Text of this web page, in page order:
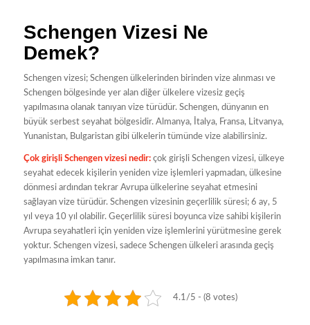
Schengen Vizesi Ne
Demek?
Schengen vizesi; Schengen ülkelerinden birinden vize alınması ve
Schengen bölgesinde yer alan diğer ülkelere vizesiz geçiş
yapılmasına olanak tanıyan vize türüdür. Schengen, dünyanın en
büyük serbest seyahat bölgesidir. Almanya, İtalya, Fransa, Litvanya,
Yunanistan, Bulgaristan gibi ülkelerin tümünde vize alabilirsiniz.
Çok girişli Schengen vizesi nedir: çok girişli Schengen vizesi, ülkeye
seyahat edecek kişilerin yeniden vize işlemleri yapmadan, ülkesine
dönmesi ardından tekrar Avrupa ülkelerine seyahat etmesini
sağlayan vize türüdür. Schengen vizesinin geçerlilik süresi; 6 ay, 5
yıl veya 10 yıl olabilir. Geçerlilik süresi boyunca vize sahibi kişilerin
Avrupa seyahatleri için yeniden vize işlemlerini yürütmesine gerek
yoktur. Schengen vizesi, sadece Schengen ülkeleri arasında geçiş
yapılmasına imkan tanır.
4.1/5 - (8 votes)